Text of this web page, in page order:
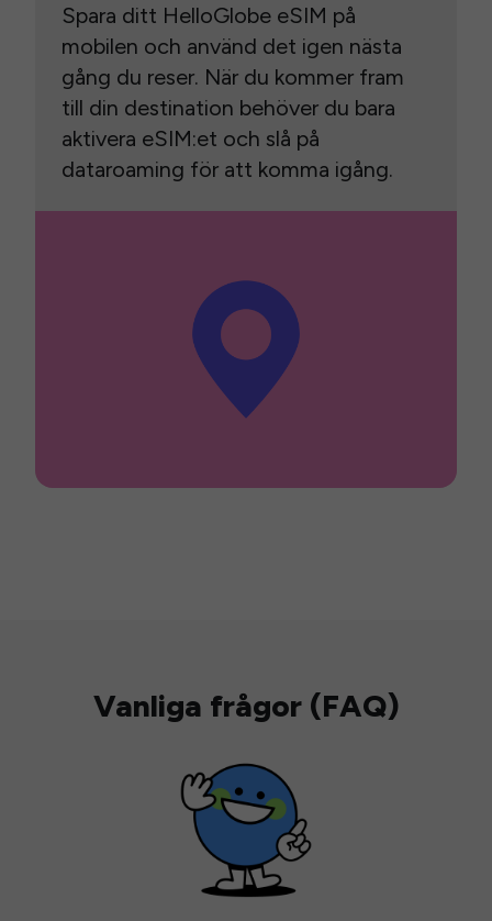
Spara ditt HelloGlobe eSIM på
mobilen och använd det igen nästa
gång du reser. När du kommer fram
till din destination behöver du bara
aktivera eSIM:et och slå på
dataroaming för att komma igång.
Vanliga frågor (FAQ)